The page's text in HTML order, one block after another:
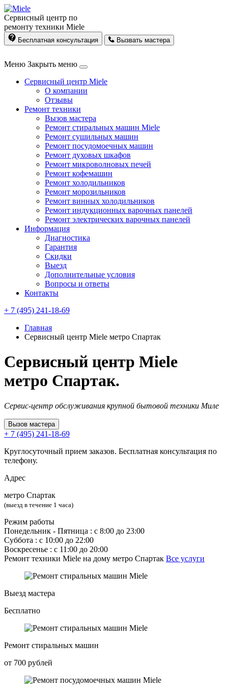
Сервисный центр по
ремонту техники Miele
Бесплатная консультация Вызвать мастера
Меню Закрыть меню
Сервисный центр Miele
О компании
Отзывы
Ремонт техники
Вызов мастера
Ремонт стиральных машин Miele
Ремонт сушильных машин
Ремонт посудомоечных машин
Ремонт духовых шкафов
Ремонт микроволновых печей
Ремонт кофемашин
Ремонт холодильников
Ремонт морозильников
Ремонт винных холодильников
Ремонт индукционных варочных панелей
Ремонт электрических варочных панелей
Информация
Диагностика
Гарантия
Скидки
Выезд
Дополнительные условия
Вопросы и ответы
Контакты
+ 7 (495) 241-18-69
Главная
Сервисный центр Miele метро Спартак
Сервисный центр Miele
метро Спартак.
Сервис-центр обслуживания крупной бытовой техники Миле
Вызов мастера
+ 7 (495) 241-18-69
Круглосуточный прием заказов. Бесплатная консультация по
телефону.
Адрес
метро Спартак
(выезд в течение 1 часа)
Режим работы
Понедельник ‐ Пятница : с 8:00 до 23:00
Суббота : с 10:00 до 22:00
Воскресенье : с 11:00 до 20:00
Ремонт техники Miele на дому метро Спартак Все услуги
Выезд мастера
Бесплатно
Ремонт стиральных машин
от 700 рублей